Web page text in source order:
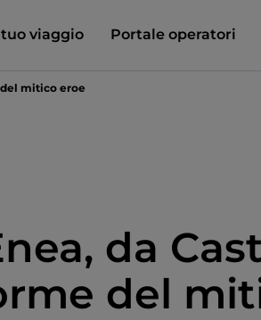
viaggio Portale operatori
del mitico eroe
da
del